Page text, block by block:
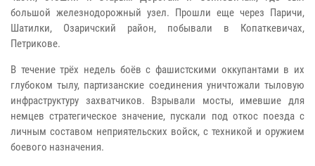
большой железнодорожный узел. Прошли еще через Паричи,
Шатилки, Озаричский район, побывали в Копаткевичах,
Петрикове.
В течение трёх недель боёв с фашистскими оккупантами в их
глубоком тылу, партизанские соединения уничтожали тыловую
инфраструктуру захватчиков. Взрывали мосты, имевшие для
немцев стратегическое значение, пускали под откос поезда с
личным составом неприятельских войск, с техникой и оружием
боевого назначения.